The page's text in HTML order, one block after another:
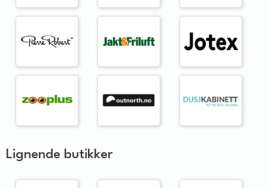
Lignende butikker